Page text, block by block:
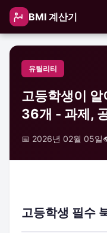
BMI 계산기
유틸리티
고등학생이
36개 - 과제,
📅 2026년 02월 05일
고등학생 필수